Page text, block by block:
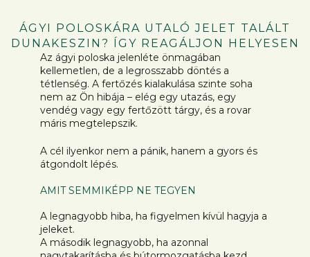
ÁGYI POLOSKÁRA UTALÓ JELET TALÁLT
DUNAKESZIN? ÍGY REAGÁLJON HELYESEN
Az ágyi poloska jelenléte önmagában
kellemetlen, de a legrosszabb döntés a
tétlenség. A fertőzés kialakulása szinte soha
nem az Ön hibája – elég egy utazás, egy
vendég vagy egy fertőzött tárgy, és a rovar
máris megtelepszik.
A cél ilyenkor nem a pánik, hanem a gyors és
átgondolt lépés.
AMIT SEMMIKÉPP NE TEGYEN
A legnagyobb hiba, ha figyelmen kívül hagyja a
jeleket.
A második legnagyobb, ha azonnal